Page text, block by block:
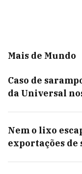
Mais de Mundo
Caso de
da Universal
Nem o lixo
exportações de